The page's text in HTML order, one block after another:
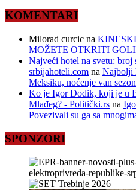
KOMENTARI
Milorad curcic na
MOŽETE OTKRITI
Najveći hotel na svetu:
srbijahoteli.com na Najbolji
Meksiku, noćenje van
Ko je Igor Dodik, koji je u
Mlađeg? - Politički.rs na
Povezivali su ga sa
SPONZORI